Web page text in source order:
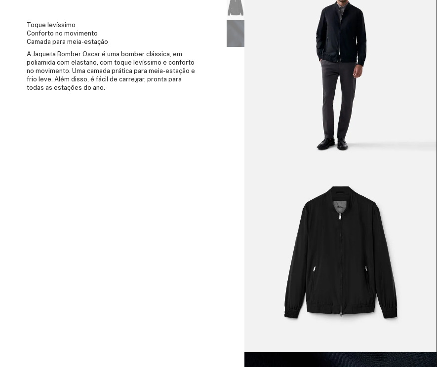
Toque levíssimo
Conforto no movimento
Camada para meia-estação
A Jaqueta Bomber Oscar é uma bomber clássica, em
poliamida com elastano, com toque levíssimo e conforto
no movimento. Uma camada prática para meia-estação e
frio leve. Além disso, é fácil de carregar, pronta para
todas as estações do ano.